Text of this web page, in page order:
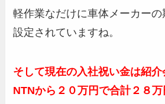
軽作業なだけに車体メーカーの
設定されていますね。
そして現在の入社祝い金は紹介
NTNから２０万円で合計２８万